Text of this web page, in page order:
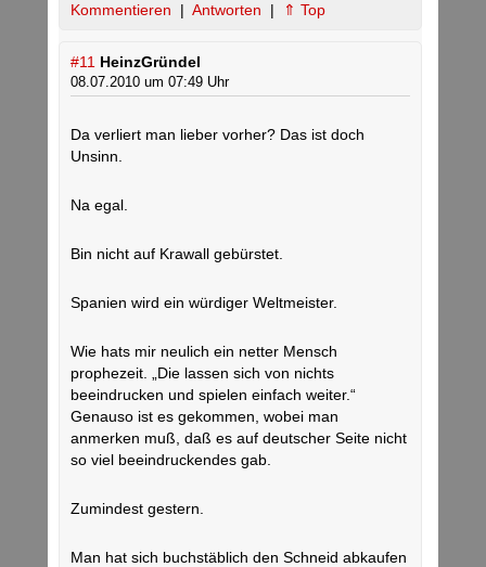
Kommentieren | Antworten | ⇑ Top
#11 HeinzGründel
08.07.2010 um 07:49 Uhr
Da verliert man lieber vorher? Das ist doch
Unsinn.
Na egal.
Bin nicht auf Krawall gebürstet.
Spanien wird ein würdiger Weltmeister.
Wie hats mir neulich ein netter Mensch
prophezeit. „Die lassen sich von nichts
beeindrucken und spielen einfach weiter.“
Genauso ist es gekommen, wobei man
anmerken muß, daß es auf deutscher Seite nicht
so viel beeindruckendes gab.
Zumindest gestern.
Man hat sich buchstäblich den Schneid abkaufen